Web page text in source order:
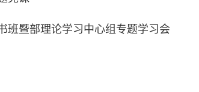
班暨部理论学习中心组专题学习会